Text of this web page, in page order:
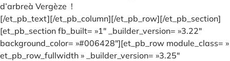
d’arbreà Vergèze !
[/et_pb_text][/et_pb_column][/et_pb_row][/et_pb_section]
[et_pb_section fb_built= »1″ _builder_version= »3.22″
background_color= »#006428″][et_pb_row module_class= »
et_pb_row_fullwidth » _builder_version= »3.25″